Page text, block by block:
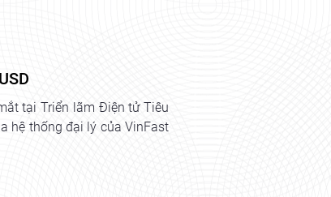
tại Triển lãm Điện tử Tiêu
hệ thống đại lý của VinFast